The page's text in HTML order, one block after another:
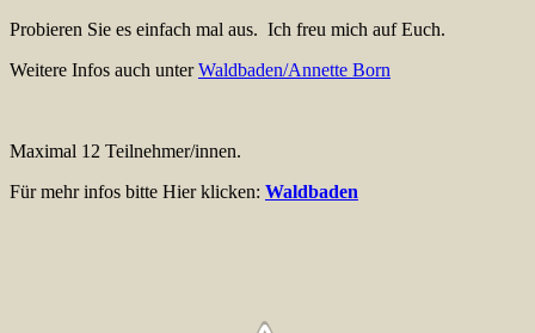
Probieren Sie es einfach mal aus. Ich freu mich auf Euch.
Weitere Infos auch unterWaldbaden/Annette Born
Maximal 12 Teilnehmer/innen.
Für mehr infos bitte Hier klicken: Waldbaden